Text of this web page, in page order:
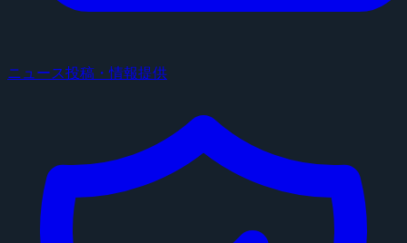
ニュース投稿・情報提供